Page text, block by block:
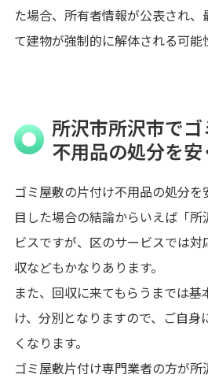
た場合、所有者情報が公表され
て建物が強制的に解体される可能
所沢市所沢市で
不用品の処分を
ゴミ屋敷の片付け不用品の処分
目した場合の結論からいえば「
ビスですが、区のサービスでは
収などもかなりあります。
また、回収に来てもらうまでは
け、分別となりますので、ご自身
くなります。
ゴミ屋敷片付け専門業者の方が